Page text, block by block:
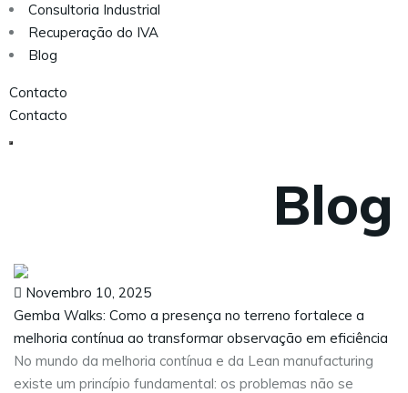
Consultoria Industrial
Recuperação do IVA
Blog
Contacto
Contacto
Blog
Novembro 10, 2025
Gemba Walks: Como a presença no terreno fortalece a
melhoria contínua ao transformar observação em eficiência
No mundo da melhoria contínua e da Lean manufacturing
existe um princípio fundamental: os problemas não se